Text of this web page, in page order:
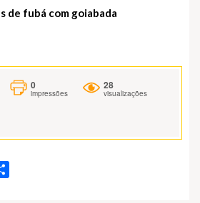
de fubá com goiabada
0
impressões
28
visualizações